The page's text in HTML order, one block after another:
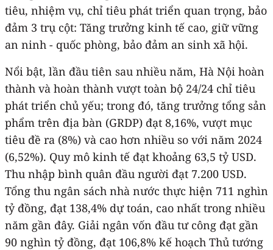
tiêu, nhiệm vụ, chỉ tiêu phát triển quan trọng, bảo
đảm 3 trụ cột: Tăng trưởng kinh tế cao, giữ vững
an ninh - quốc phòng, bảo đảm an sinh xã hội.
Nổi bật, lần đầu tiên sau nhiều năm, Hà Nội hoàn
thành và hoàn thành vượt toàn bộ 24/24 chỉ tiêu
phát triển chủ yếu; trong đó, tăng trưởng tổng sản
phẩm trên địa bàn (GRDP) đạt 8,16%, vượt mục
tiêu đề ra (8%) và cao hơn nhiều so với năm 2024
(6,52%). Quy mô kinh tế đạt khoảng 63,5 tỷ USD.
Thu nhập bình quân đầu người đạt 7.200 USD.
Tổng thu ngân sách nhà nước thực hiện 711 nghìn
tỷ đồng, đạt 138,4% dự toán, cao nhất trong nhiều
năm gần đây. Giải ngân vốn đầu tư công đạt gần
90 nghìn tỷ đồng, đạt 106,8% kế hoạch Thủ tướng